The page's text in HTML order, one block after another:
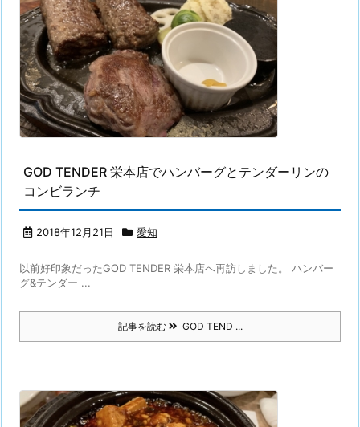
GOD TENDER 栄本店でハンバーグとテンダーリンの
コンビランチ
2018年12月21日 愛知
以前好印象だったGOD TENDER 栄本店へ再訪しました。 ハンバー
グ&テンダー ...
記事を読む GOD TEND ...